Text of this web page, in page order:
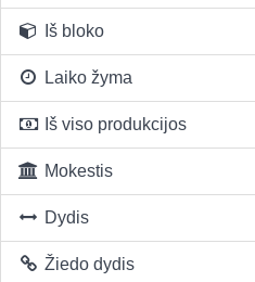
Iš bloko
Laiko žyma
Iš viso produkcijos
Mokestis
Dydis
Žiedo dydis